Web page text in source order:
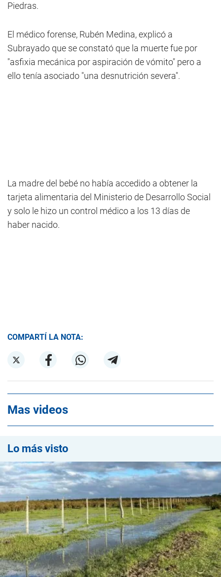
Piedras.
El médico forense, Rubén Medina, explicó a
Subrayado que se constató que la muerte fue por
"asfixia mecánica por aspiración de vómito" pero a
ello tenía asociado "una desnutrición severa".
La madre del bebé no había accedido a obtener la
tarjeta alimentaria del Ministerio de Desarrollo Social
y solo le hizo un control médico a los 13 días de
haber nacido.
COMPARTÍ LA NOTA:
Mas videos
Lo más visto